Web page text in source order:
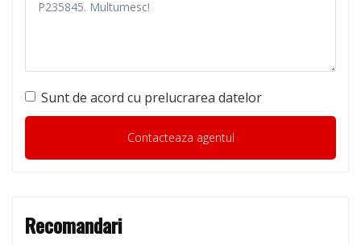
Sunt de acord cu prelucrarea datelor
Recomandari